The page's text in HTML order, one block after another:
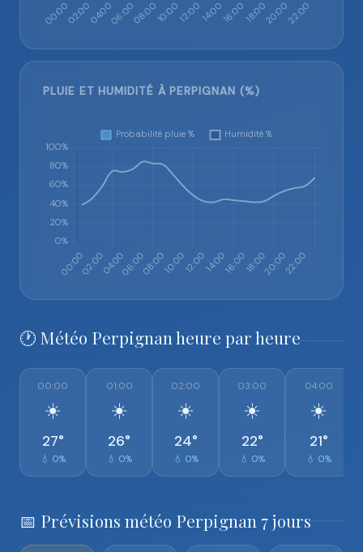
PLUIE ET HUMIDITÉ À PERPIGNAN (%)
🕐 Météo Perpignan heure par heure
00:00
☀️
27°
💧 0%
01:00
☀️
26°
💧 0%
02:00
☀️
24°
💧 0%
03:00
☀️
22°
💧 0%
04:00
☀️
21°
💧 0%
📅 Prévisions météo Perpignan 7 jours